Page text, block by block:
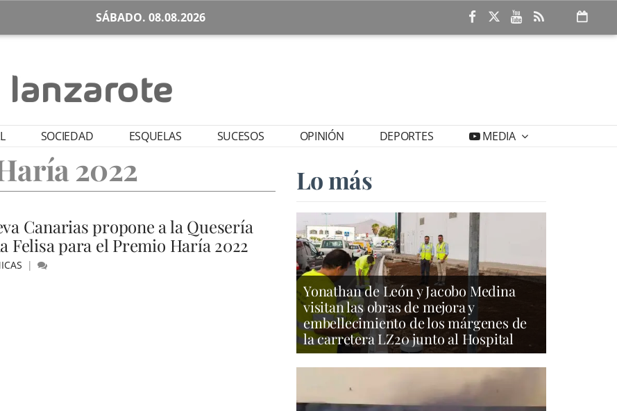
SÁBADO. 08.08.2026
SOCIEDAD ESQUELAS SUCESOS OPINIÓN DEPORTES MEDIA
2022
Canarias propone a la Quesería
Felisa para el Premio Haría 2022
Lo más
Yonathan de León y Jacobo Medina
visitan las obras de mejora y
embellecimiento de los márgenes de
la carretera LZ20 junto al Hospital